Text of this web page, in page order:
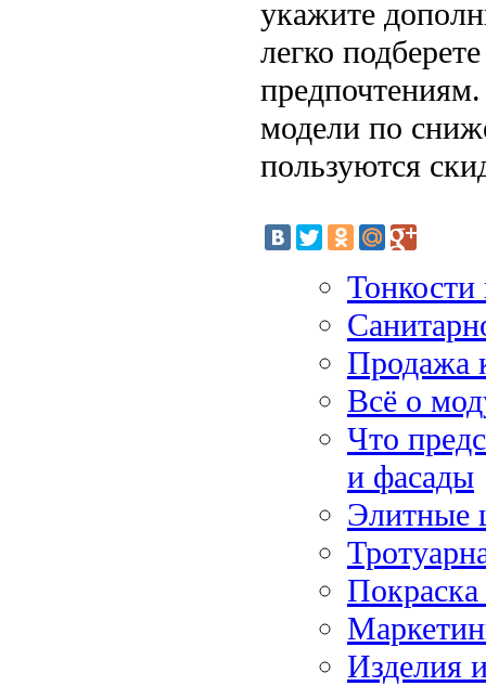
укажите
легко
модели по
пользуются
Продажа
Всё о
Что
и фасады
Элитные
Изделия